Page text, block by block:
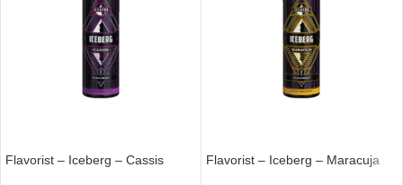
Flavorist – Iceberg – Cassis Flavorist – Iceberg – Maracuja